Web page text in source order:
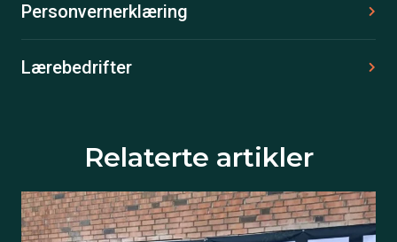
Personvernerklæring
Lærebedrifter
Relaterte artikler